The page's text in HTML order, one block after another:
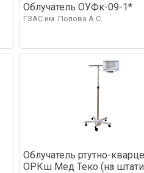
Облучатель ОУФк-09-1*
ГЗАС им. Попова А.С.
Облучатель ртутно-
ОРКш Мед Теко (на